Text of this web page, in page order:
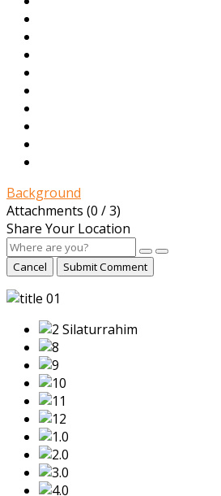
Background
Attachments (0 / 3)
Share Your Location
Cancel Submit Comment